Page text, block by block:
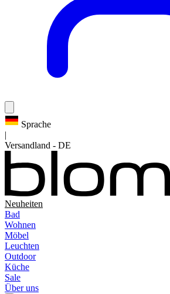
Sprache
|
Versandland - DE
Neuheiten
Bad
Wohnen
Möbel
Leuchten
Outdoor
Küche
Sale
Über uns